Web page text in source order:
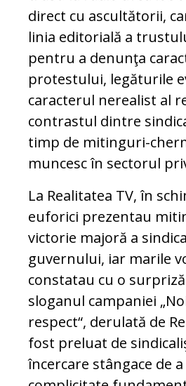
direct cu ascultătorii,
linia editorială a
pentru a denunţa
protestului, legăturile
caracterul nerealist al
contrastul dintre
timp de mitinguri-
muncesc în sectorul
La Realitatea TV, în
euforici prezentau
victorie majoră a
guvernului, iar marile
constatau cu o
sloganul campaniei
respect“, derulată de
fost preluat de
încercare stângace de